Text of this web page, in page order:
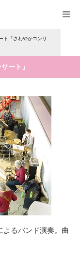
ト「さわやかコンサ
ート」
よるバンド演奏。曲